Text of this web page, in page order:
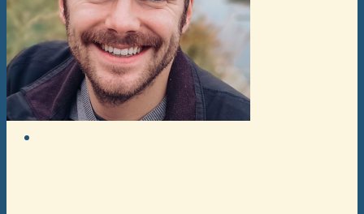
Støtte- og specialordninger
Vikarlogin
Kundelogin
Ansøg nu